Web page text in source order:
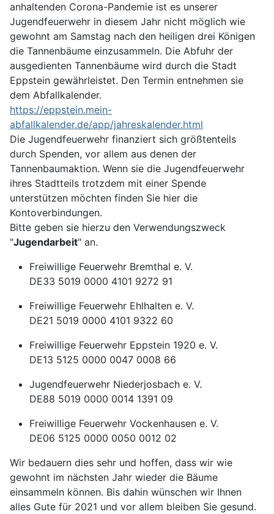
anhaltenden Corona-Pandemie ist es unserer
Jugendfeuerwehr in diesem Jahr nicht möglich wie
gewohnt am Samstag nach den heiligen drei Königen
die Tannenbäume einzusammeln. Die Abfuhr der
ausgedienten Tannenbäume wird durch die Stadt
Eppstein gewährleistet. Den Termin entnehmen sie
dem Abfallkalender.
https://eppstein.mein-
abfallkalender.de/app/jahreskalender.html
Die Jugendfeuerwehr finanziert sich größtenteils
durch Spenden, vor allem aus denen der
Tannenbaumaktion. Wenn sie die Jugendfeuerwehr
ihres Stadtteils trotzdem mit einer Spende
unterstützen möchten finden Sie hier die
Kontoverbindungen.
Bitte geben sie hierzu den Verwendungszweck
"Jugendarbeit" an.
Freiwillige Feuerwehr Bremthal e. V.
DE33 5019 0000 4101 9272 91
Freiwillige Feuerwehr Ehlhalten e. V.
DE21 5019 0000 4101 9322 60
Freiwillige Feuerwehr Eppstein 1920 e. V.
DE13 5125 0000 0047 0008 66
Jugendfeuerwehr Niederjosbach e. V.
DE88 5019 0000 0014 1391 09
Freiwillige Feuerwehr Vockenhausen e. V.
DE06 5125 0000 0050 0012 02
Wir bedauern dies sehr und hoffen, dass wir wie
gewohnt im nächsten Jahr wieder die Bäume
einsammeln können. Bis dahin wünschen wir Ihnen
alles Gute für 2021 und vor allem bleiben Sie gesund.